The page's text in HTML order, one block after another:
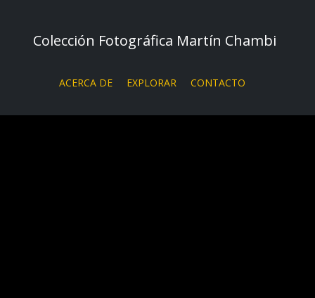
Colección Fotográfica Martín Chambi
ACERCA DE EXPLORAR CONTACTO